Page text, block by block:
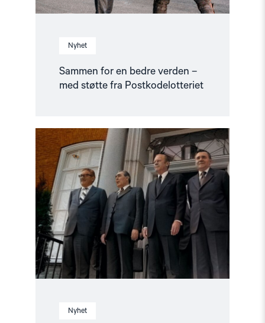
Nyhet
Sammen for en bedre verden –
med støtte fra Postkodelotteriet
Nyhet
Read
article
"Fullt
hus
på
førpremiere
for
Helsinkieffekten"